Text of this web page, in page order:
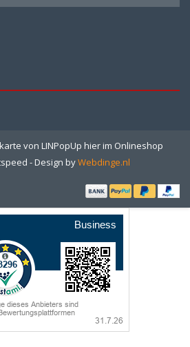
von LINPopUp hier im Onlineshop
- Design byWebdinge.nl